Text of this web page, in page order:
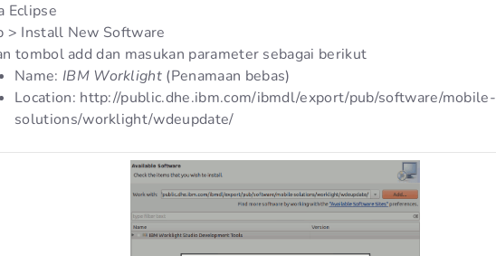
Eclipse
> Install New Software
tombol add dan masukan parameter sebagai berikut
Name: IBM Worklight (Penamaan bebas)
Location: http://public.dhe.ibm.com/ibmdl/export/pub/software/mobile-
solutions/worklight/wdeupdate/